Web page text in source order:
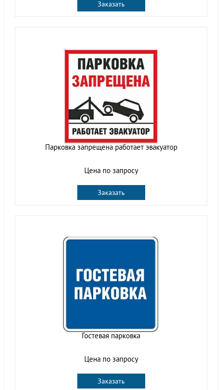
Заказать
Парковка запрещена работает эвакуатор
Цена по запросу
Заказать
Гостевая парковка
Цена по запросу
Заказать